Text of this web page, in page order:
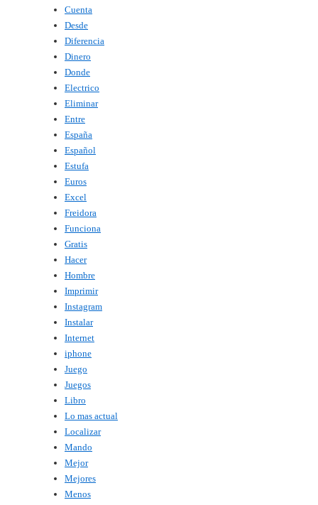
Cuenta
Desde
Diferencia
Dinero
Donde
Electrico
Eliminar
Entre
España
Español
Estufa
Euros
Excel
Freidora
Funciona
Gratis
Hacer
Hombre
Imprimir
Instagram
Instalar
Internet
iphone
Juego
Juegos
Libro
Lo mas actual
Localizar
Mando
Mejor
Mejores
Menos